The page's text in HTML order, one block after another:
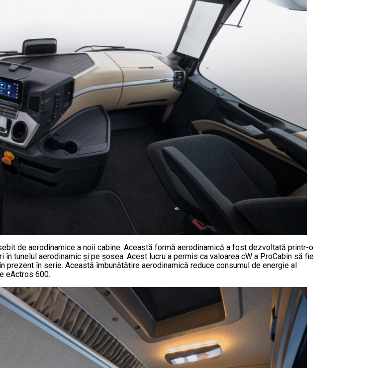
de aerodinamice a noii cabine. Această formă aerodinamică a fost dezvoltată printr-o
tunelul aerodinamic și pe șosea. Acest lucru a permis ca valoarea cW a ProCabin să fie
prezent în serie. Această îmbunătățire aerodinamică reduce consumul de energie al
eActros 600.